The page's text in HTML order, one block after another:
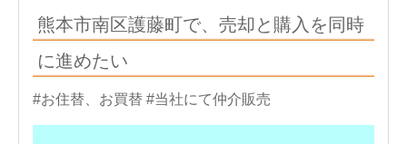
熊本市南区護藤町で、売却と購入を同時
に進めたい
#お住替、お買替 #当社にて仲介販売